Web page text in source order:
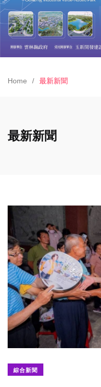
Home 最新新聞
最新新聞
綜合新聞